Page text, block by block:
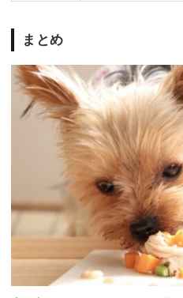
まとめ